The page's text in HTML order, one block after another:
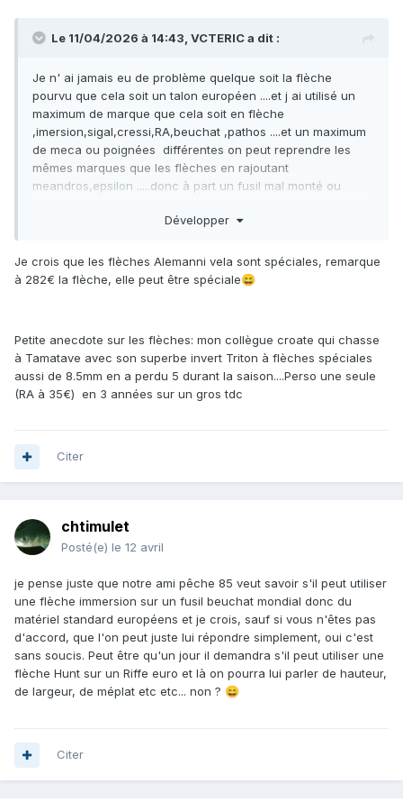
Le 11/04/2026 à 14:43, VCTERICa dit :
Je n' ai jamais eu de problème quelque soit la flèche
pourvu que cela soit un talon européen ....et j ai utilisé un
maximum de marque que cela soit en flèche
,imersion,sigal,cressi,RA,beuchat ,pathos ....et un maximum
de meca ou poignées différentes on peut reprendre les
mêmes marques que les flèches en rajoutant
meandros,epsilon .....donc à part un fusil mal monté ou
....comme le dit dom ,le problème qui peut se poser c'est la
largeur de l' ensemble fil plus flèche quand le fil est en bout
Développer
Je crois que les flèches Alemanni vela sont spéciales, remarque
à 282€ la flèche, elle peut être spéciale😄
Petite anecdote sur les flèches: mon collègue croate qui chasse
à Tamatave avec son superbe invert Triton à flèches spéciales
aussi de 8.5mm en a perdu 5 durant la saison....Perso une seule
(RA à 35€) en 3 années sur un gros tdc
Citer
chtimulet
Posté(e) le 12 avril
je pense juste que notre ami pêche 85 veut savoir s'il peut utiliser
une flèche immersion sur un fusil beuchat mondial donc du
matériel standard européens et je crois, sauf si vous n'êtes pas
d'accord, que l'on peut juste lui répondre simplement, oui c'est
sans soucis. Peut être qu'un jour il demandra s'il peut utiliser une
flèche Hunt sur un Riffe euro et là on pourra lui parler de hauteur,
de largeur, de méplat etc etc... non ? 😄
Citer